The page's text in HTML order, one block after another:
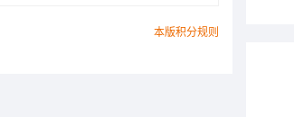
本版积分规则